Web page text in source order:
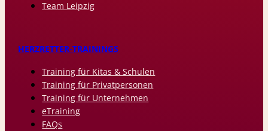
Team Leipzig
HERZRETTER-TRAININGS
Training für Kitas & Schulen
Training für Privatpersonen
Training für Unternehmen
eTraining
FAQs